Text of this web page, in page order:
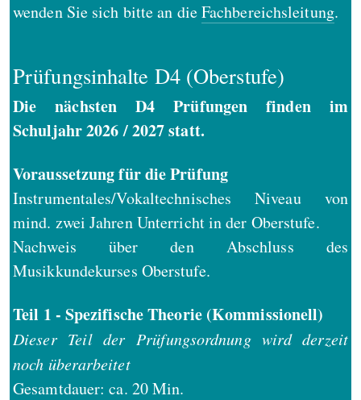
wenden Sie sich bitte an dieFachbereichsleitung.
Prüfungsinhalte D4 (Oberstufe)
Die nächsten D4 Prüfungen finden im
Schuljahr 2026 / 2027 statt.
Voraussetzung für die Prüfung
Instrumentales/Vokaltechnisches Niveau von
mind. zwei Jahren Unterricht in der Oberstufe.
Nachweis über den Abschluss des
Musikkundekurses Oberstufe.
Teil 1 - Spezifische Theorie (Kommissionell)
Dieser Teil der Prüfungsordnung wird derzeit
noch überarbeitet
Gesamtdauer: ca. 20 Min.